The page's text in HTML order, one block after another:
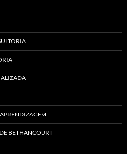
BETHANCOURT